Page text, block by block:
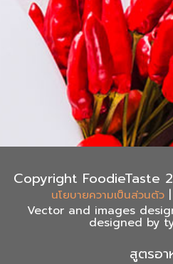
Copyright FoodieTaste
นโยบายความเป็นส่วนตัว |
Vector and images
designed by
สูตรอา